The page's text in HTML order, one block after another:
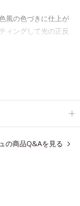
風の色づきに仕上が
ィングして光の正反
とのフィット感が
ン系色素不使用
の密着感を高める
実現する粉体
の商品Q&Aを見る